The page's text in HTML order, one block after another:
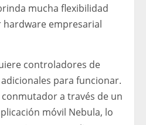
mucha flexibilidad
empresarial
controladores de
para funcionar.
a través de un
móvil Nebula, lo